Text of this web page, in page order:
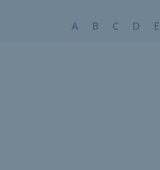
Sujets de A à Z
A B C D E